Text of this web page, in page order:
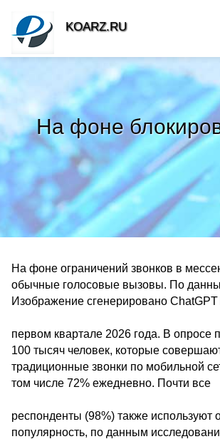
На фоне
На фоне ограничений звонков в
обычные голосовые вызовы. По
Изображение сгенерировано
первом квартале 2026 года. В опросе
100 тысяч человек, которые
традиционные звонки по мобильной
том числе 72% ежедневно. Почти все
респонденты (98%) также
популярность, по данным
KOARZ.RU